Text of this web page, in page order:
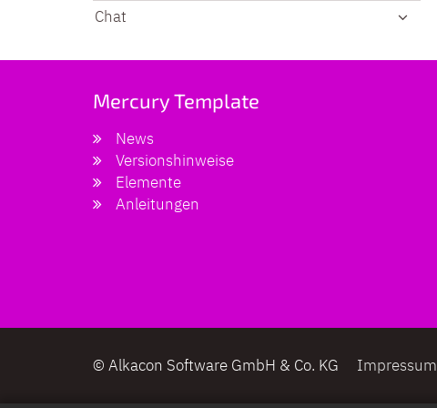
Chat
Mercury Template
News
Versionshinweise
Elemente
Anleitungen
© Alkacon Software GmbH & Co. KG Impressum